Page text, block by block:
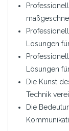
Lösungen
Lösungen
Die Kunst
Technik
Die